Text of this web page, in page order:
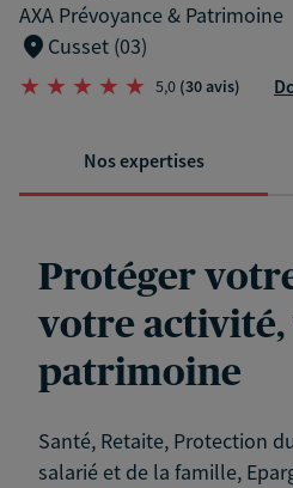
AXA Prévoyance & Patrimoine
Cusset (03)
5,0 (30 avis)
Nos expertises
Protéger
votre
patrimoine
Santé, Retaite, Protection
salarié et de la famille,